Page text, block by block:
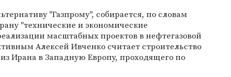
"Газпрому", собирается, по словам
"технические и экономические
масштабных проектов в нефтегазовой
Алексей Ивченко считает строительство
Ирана в Западную Европу, проходящего по